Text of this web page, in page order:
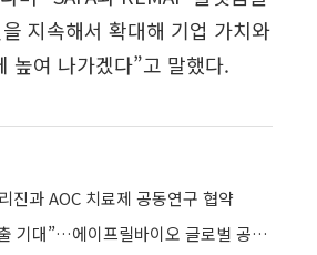
지속해서 확대해 기업 가치와
높여 나가겠다”고 말했다.
진과 AOC 치료제 공동연구 협약
“3년 내 3건 기술수출 기대”…에이프릴바이오 글로벌 공략 속도낸다